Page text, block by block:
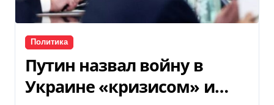
Политика
Путин назвал войну в
Украине «кризисом» и